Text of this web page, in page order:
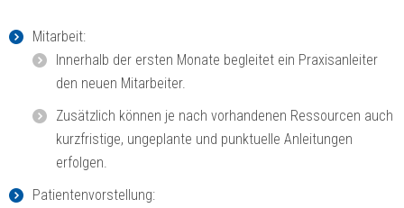
Mitarbeit:
Innerhalb der ersten Monate begleitet ein Praxisanleiter
den neuen Mitarbeiter.
Zusätzlich können je nach vorhandenen Ressourcen auch
kurzfristige, ungeplante und punktuelle Anleitungen
erfolgen.
Patientenvorstellung: